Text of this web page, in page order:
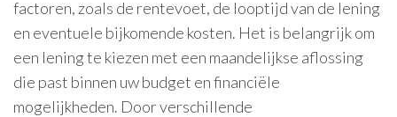
factoren, zoals de rentevoet, de looptijd van de lening
en eventuele bijkomende kosten. Het is belangrijk om
een lening te kiezen met een maandelijkse aflossing
die past binnen uw budget en financiële
mogelijkheden. Door verschillende